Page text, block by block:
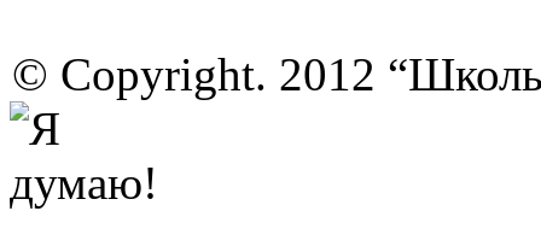
© Copyright. 2012